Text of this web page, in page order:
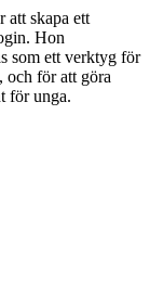
att skapa ett
Hon
som ett verktyg för
och för att göra
för unga.